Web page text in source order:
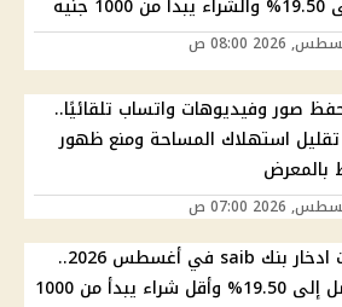
صور وفيديوهات واتساب تلقائيًا..
استهلاك المساحة ومنع ظهور
بالمعرض
شهادات ادخار بنك saib في أغسطس 2026..
عائد يصل إلى 19.50% وأقل شراء يبدأ من 1000